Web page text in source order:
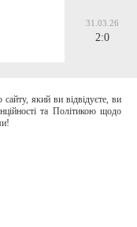
31.03.26
2:0
який ви відвідуєте, ви
та Політикою щодо